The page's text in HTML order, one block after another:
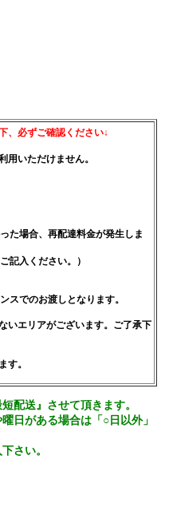
、必ずご確認ください↓
いただけません。
た場合、再配達料金が発生しま
記入ください。）
スでのお渡しとなります。
いエリアがございます。ご了承下
す。
配送』させて頂きます。
日がある場合は「○日以外」
さい。